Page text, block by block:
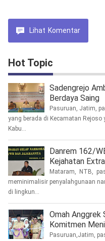
Lihat Komentar
Hot Topic
Sadengrejo
Berdaya Saing
Pasuruan, Jatim,
yang berada di Kecamatan
Kabu...
Danrem 162/
Kejahatan
Mataram, NTB,
meminimalisir penyalahgunaan
di lingkun...
Omah Anggrek
Komitmen
Pasuruan,Jatim,